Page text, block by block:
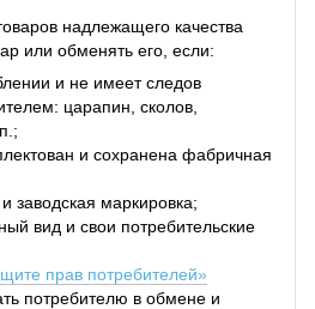
надлежащего качества
или обменять его, если:
и не имеет следов
царапин, сколов,
и сохранена фабричная
заводская маркировка;
вид и свои потребительские
прав потребителей»
потребителю в обмене и